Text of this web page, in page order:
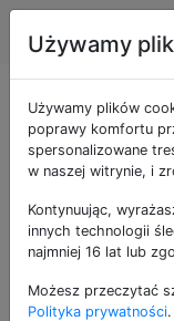
Jak
SSH
X?
Używamy
Używamy plików
poprawy komfortu
spersonalizowane
w naszej witrynie, i
Kontynuując,
innych technologii
najmniej 16 lat lub
Możesz przeczytać
Polityka prywatności.